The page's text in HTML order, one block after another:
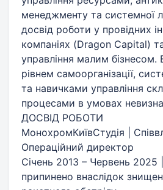
менеджменту та системної
досвід роботи у провідних
компаніях (Dragon Capital)
управління малим
рівнем самоорганізації,
та навичками управління
процесами в умовах
ДОСВІД РОБОТИ
МонохромКиївСтудія |
Операційний директор
Січень 2013 – Червень 2025 |
припинено внаслідок